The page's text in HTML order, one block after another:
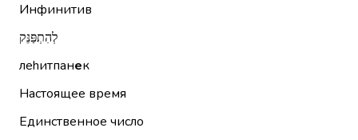
Инфинитив
לְהִתְפַּנֵּק
леhитпанек
Настоящее время
Единственное число